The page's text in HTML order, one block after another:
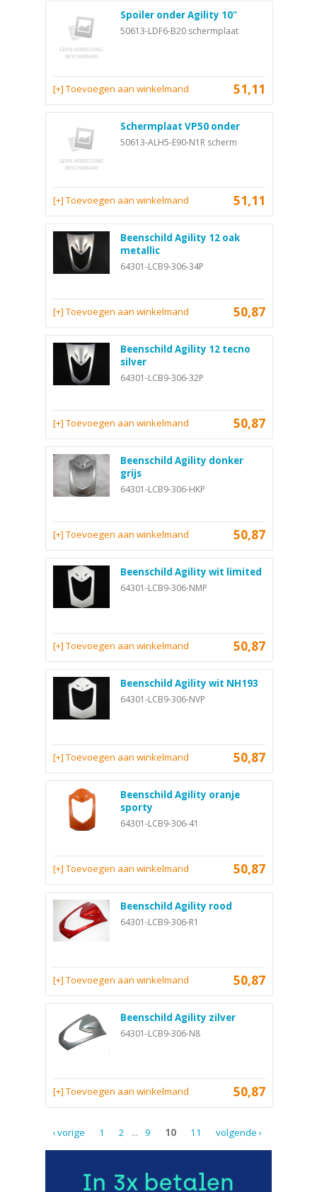
Spoiler onder Agility 10"
50613-LDF6-B20 schermplaat
51,11
[+] Toevoegen aan winkelmand
Schermplaat VP50 onder
50613-ALH5-E90-N1R scherm
51,11
[+] Toevoegen aan winkelmand
Beenschild Agility 12 oak
metallic
64301-LCB9-306-34P
50,87
[+] Toevoegen aan winkelmand
Beenschild Agility 12 tecno
silver
64301-LCB9-306-32P
50,87
[+] Toevoegen aan winkelmand
Beenschild Agility donker
grijs
64301-LCB9-306-HKP
50,87
[+] Toevoegen aan winkelmand
Beenschild Agility wit limited
64301-LCB9-306-NMP
50,87
[+] Toevoegen aan winkelmand
Beenschild Agility wit NH193
64301-LCB9-306-NVP
50,87
[+] Toevoegen aan winkelmand
Beenschild Agility oranje
sporty
64301-LCB9-306-41
50,87
[+] Toevoegen aan winkelmand
Beenschild Agility rood
64301-LCB9-306-R1
50,87
[+] Toevoegen aan winkelmand
Beenschild Agility zilver
64301-LCB9-306-N8
50,87
[+] Toevoegen aan winkelmand
‹ vorige 1 2 ... 9 10 11 volgende ›